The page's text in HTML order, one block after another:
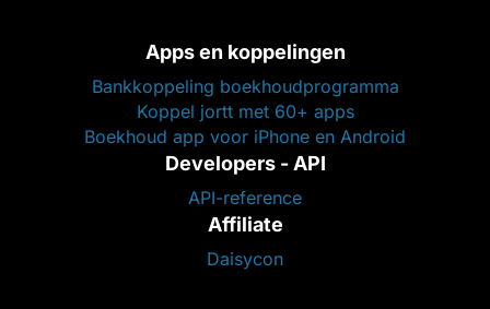
Apps en koppelingen
Bankkoppeling boekhoudprogramma
Koppel jortt met 60+ apps
Boekhoud app voor iPhone en Android
Developers - API
API-reference
Affiliate
Daisycon